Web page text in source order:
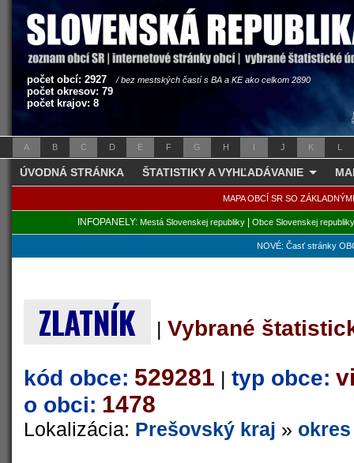
počet obcí: 2927 / bez mestských častí s BA a KE ako celkom 2890
počet okresov: 79
počet krajov: 8
A B C D E F G H I J K L
ÚVODNÁ STRÁNKA ŠTATISTIKY A VYHĽADÁVANIE
MAPA OBCÍ SR SO
INFOPANELY: Mestá Slovenskej republiky| Obce Slovenskej republiky
NOVÉ: Časť stránky
ZLATNÍK | Vybrané
kód obce: 529281 | typ obce:
o obci: 1478
Lokalizácia: Prešovský kraj »